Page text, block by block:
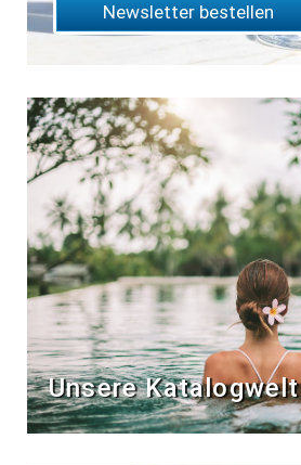
Newsletter bestellen
Unsere Katalogwelt